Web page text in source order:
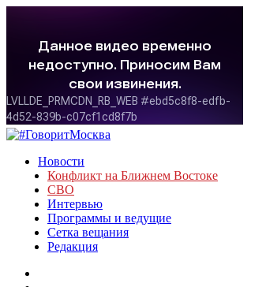
Новости
Конфликт на Ближнем Востоке
СВО
Интервью
Программы и ведущие
Сетка вещания
Редакция